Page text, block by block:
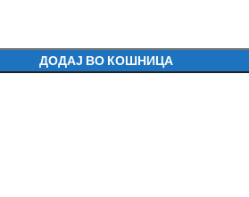
ДОДАЈ ВО КОШНИЦА